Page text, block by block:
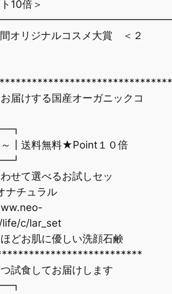
10倍＞
リジナルコスメ大賞 ＜２
する国産オーガニックコ
送料無料★Point１０倍
て選べるお試しセッ
チュラル
c/lar_set
お肌に優しい洗顔石鹸
してお届けします